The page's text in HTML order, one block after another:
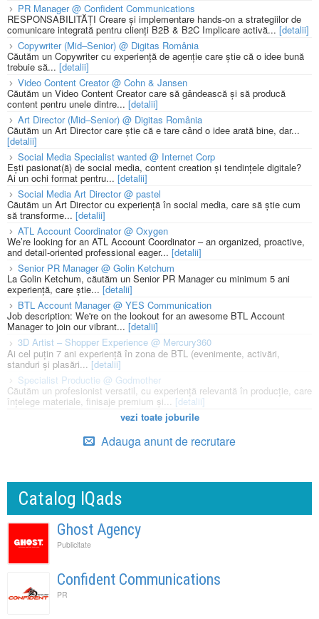
PR Manager @ Confident Communications
RESPONSABILITĂȚI Creare și implementare hands-on a strategiilor de
comunicare integrată pentru clienți B2B & B2C Implicare activă... [detalii]
Copywriter (Mid–Senior) @ Digitas România
Căutăm un Copywriter cu experiență de agenție care știe că o idee bună
trebuie să... [detalii]
Video Content Creator @ Cohn & Jansen
Căutăm un Video Content Creator care să gândească și să producă
content pentru unele dintre... [detalii]
Art Director (Mid–Senior) @ Digitas România
Căutăm un Art Director care știe că e tare când o idee arată bine, dar...
[detalii]
Social Media Specialist wanted @ Internet Corp
Ești pasionat(ă) de social media, content creation și tendințele digitale?
Ai un ochi format pentru... [detalii]
Social Media Art Director @ pastel
Căutăm un Art Director cu experiență în social media, care să știe cum
să transforme... [detalii]
ATL Account Coordinator @ Oxygen
We’re looking for an ATL Account Coordinator – an organized, proactive,
and detail-oriented professional eager... [detalii]
Senior PR Manager @ Golin Ketchum
La Golin Ketchum, căutăm un Senior PR Manager cu minimum 5 ani
experiență, care știe... [detalii]
BTL Account Manager @ YES Communication
Job description: We're on the lookout for an awesome BTL Account
Manager to join our vibrant... [detalii]
3D Artist – Shopper Experience @ Mercury360
Ai cel puțin 7 ani experiență în zona de BTL (evenimente, activări,
standuri și plasări...[detalii]
Specialist Productie @ Godmother
Căutăm un profesionist versatil, cu experiență relevantă în producție, care
înțelege materiale, finisaje premium și... [detalii]
vezi toate joburile
Adauga anunt de recrutare
Catalog IQads
Ghost Agency
Publicitate
Confident Communications
PR